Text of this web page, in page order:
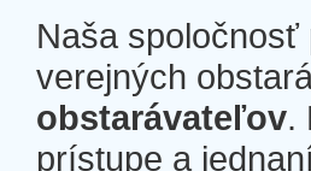
Naša
verejných
obstarávateľov.
prístupe a